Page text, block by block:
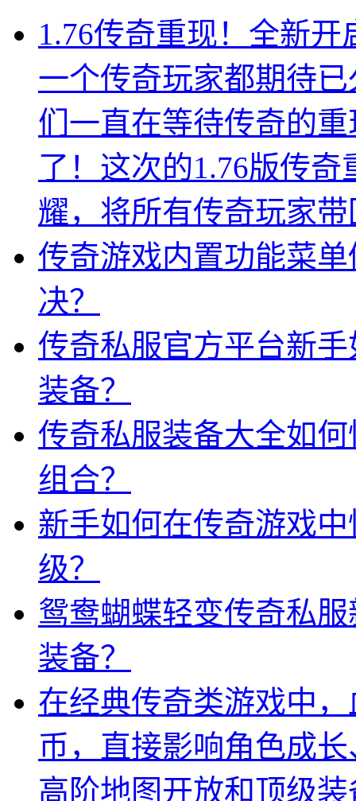
1.76传奇重现！全新
一个传奇玩家都期待
们一直在等待传奇的
了！这次的1.76版传
耀，将所有传奇玩家
传奇游戏内置功能菜
决？
传奇私服官方平台新
装备？
传奇私服装备大全如
组合？
新手如何在传奇游戏
级？
鸳鸯蝴蝶轻变传奇私
装备？
在经典传奇类游戏中
币，直接影响角色成
高阶地图开放和顶级